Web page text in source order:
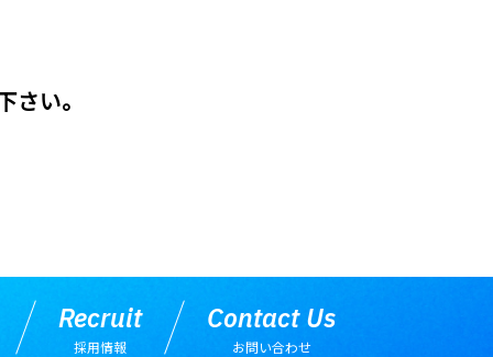
さい。
Recruit
採用情報
Contact Us
お問い合わせ